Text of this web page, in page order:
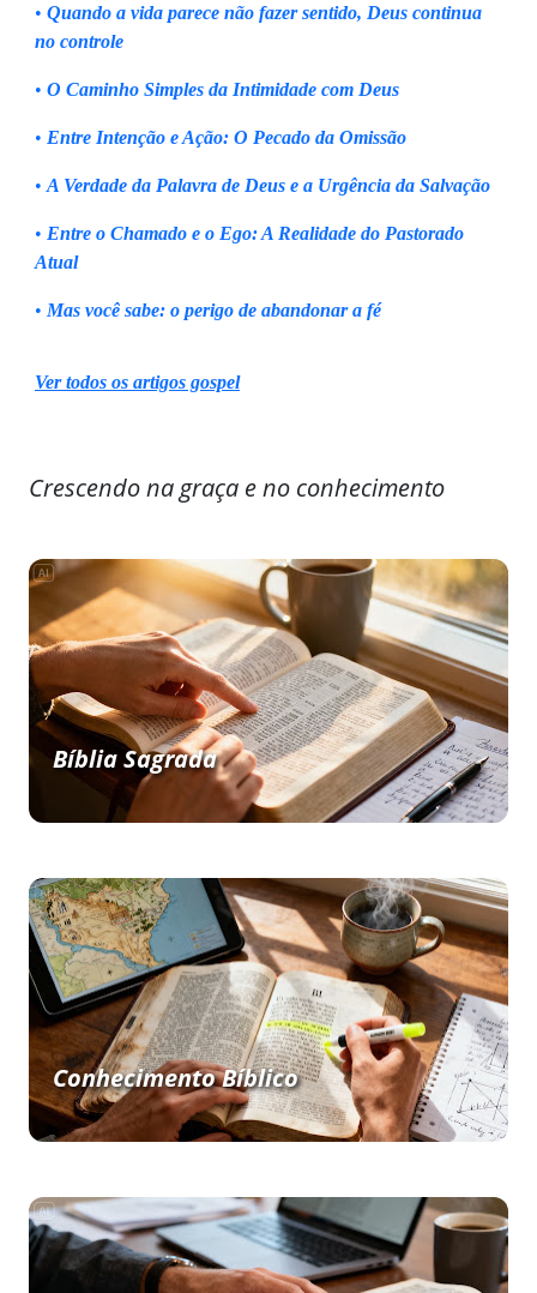
• Quando a vida parece não fazer sentido, Deus continua
no controle
• O Caminho Simples da Intimidade com Deus
• Entre Intenção e Ação: O Pecado da Omissão
• A Verdade da Palavra de Deus e a Urgência da Salvação
• Entre o Chamado e o Ego: A Realidade do Pastorado
Atual
• Mas você sabe: o perigo de abandonar a fé
Ver todos os artigos gospel
Crescendo na graça e no conhecimento
Bíblia Sagrada
Conhecimento Bíblico